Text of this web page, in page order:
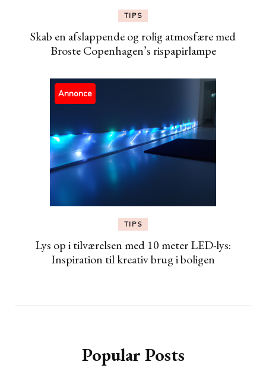
TIPS
Skab en afslappende og rolig atmosfære med
Broste Copenhagen’s rispapirlampe
Annonce
TIPS
Lys op i tilværelsen med 10 meter LED-lys:
Inspiration til kreativ brug i boligen
Popular Posts